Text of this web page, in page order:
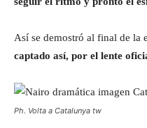
Así se demostró al final de la
captado así, por el lente
Ph. Volta a Catalunya tw